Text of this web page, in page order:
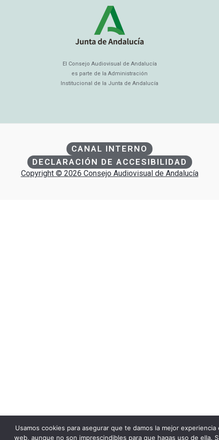
El Consejo Audiovisual de Andalucía
es parte de la Administración
Institucional de la Junta de Andalucía
CANAL INTERNO
DECLARACIÓN DE ACCESIBILIDAD
Copyright © 2026 Consejo Audiovisual de Andalucía
Usamos cookies para asegurar que te damos la mejor experiencia
web, aunque no son imprescindibles para que hagas uso de ella.